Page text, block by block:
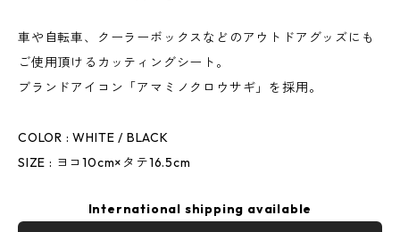
車や自転車、クーラーボックスなどのアウトドアグッズにも
ご使用頂けるカッティングシート。
ブランドアイコン「アマミノクロウサギ」を採用。
COLOR : WHITE / BLACK
SIZE : ヨコ10cm×タテ16.5cm
International shipping available